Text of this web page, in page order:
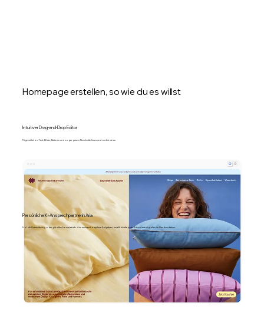
Homepage erstellen, so wie du es willst
Intuitiver Drag-and-Drop Editor
Füge mühelos Text, Bilder, Buttons und sogar ganze Abschnitte hinzu und ordne sie an.
Persönliche KI-Ansprechpartnerin Aria
Hol dir Unterstützung oder gib alles komplett ab. Aria meistert komplexe Aufgaben, erstellt Inhalte jeder Art und erledigt alles im Handumdrehen.